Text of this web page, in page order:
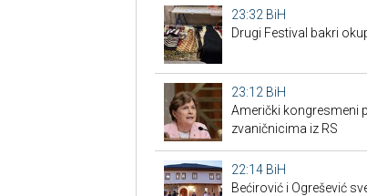
23:32 BiH
Drugi Festival bakri
23:12 BiH
Američki kongresmeni
zvaničnicima iz RS
22:14 BiH
Bećirović i Ogrešević